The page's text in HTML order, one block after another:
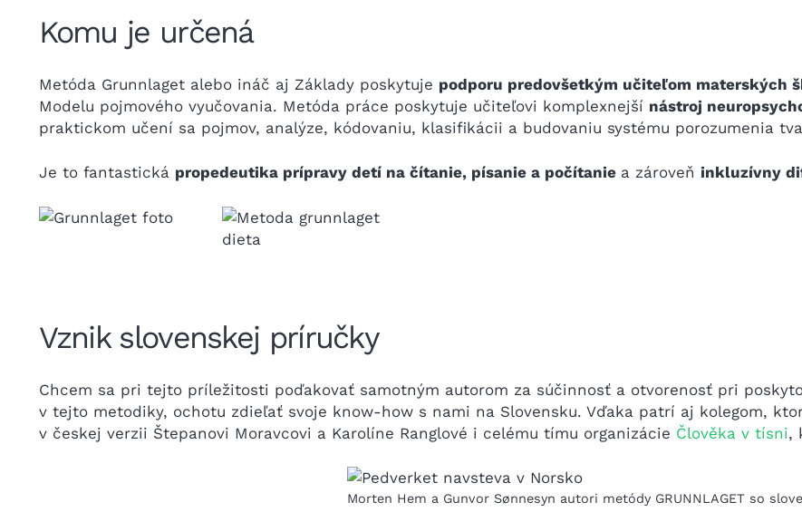
Komu je určená
Metóda Grunnlaget alebo ináč aj Základy poskytuje podporu predovšetkým učiteľom materských
Modelu pojmového vyučovania. Metóda práce poskytuje učiteľovi komplexnejší nástroj
praktickom učení sa pojmov, analýze, kódovaniu, klasifikácii a budovaniu systému porozumenia
Je to fantastická propedeutika prípravy detí na čítanie, písanie a počítanie a zároveň inkluzívny
Vznik slovenskej príručky
Chcem sa pri tejto príležitosti poďakovať samotným autorom za súčinnosť a otvorenosť pri
v tejto metodiky, ochotu zdieľať svoje know-how s nami na Slovensku. Vďaka patrí aj kolegom,
v českej verzii Štepanovi Moravcovi a Karolíne Ranglové i celému tímu organizácie Člověka v tísni,
Morten Hem a Gunvor Sønnesyn autori metódy GRUNNLAGET so